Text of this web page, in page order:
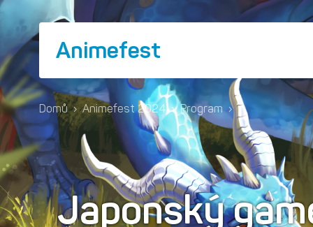
Animefest
Domů › Animefest 2024 › Program ›
Japonský